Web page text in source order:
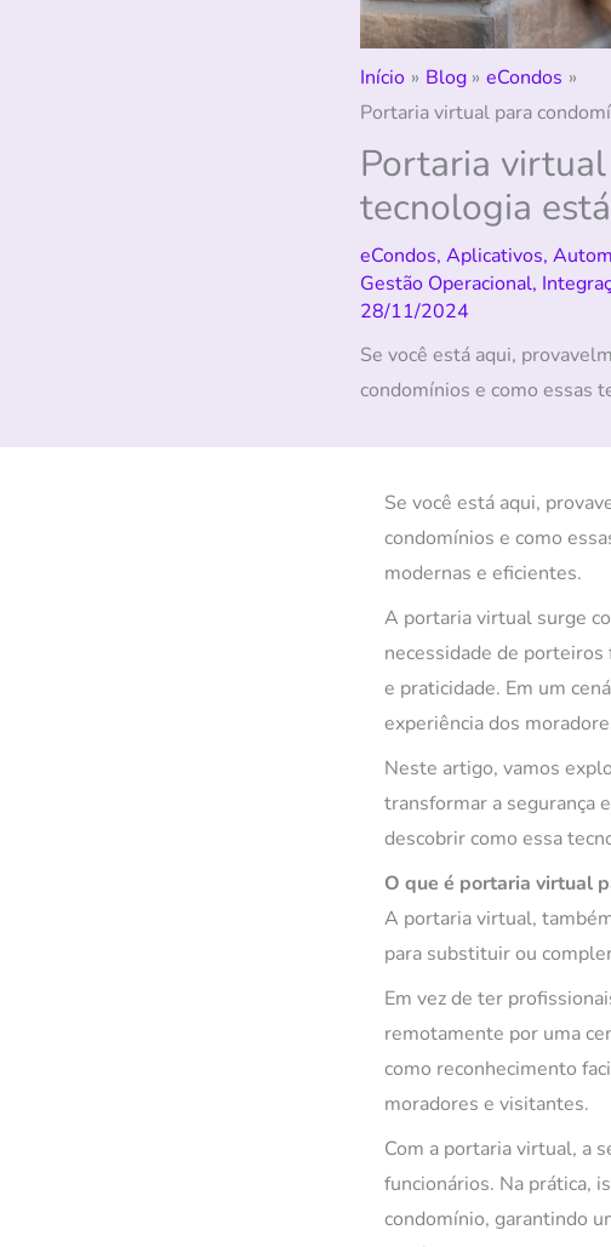
Início Blog
eCondos
Portaria virtual para
Portaria
tecnologia
eCondos, Aplicativos,
Gestão Operacional,
28/11/2024
Se você está aqui,
condomínios e como essas
Se você está aqui,
condomínios e como
modernas e eficientes.
A portaria virtual surge
necessidade de
e praticidade. Em um
experiência dos
Neste artigo, vamos
transformar a segurança
descobrir como essa
O que é portaria virtual
A portaria virtual,
para substituir ou
Em vez de ter
remotamente por uma
como reconhecimento
moradores e visitantes.
Com a portaria virtual, a
funcionários. Na prática,
condomínio, garantindo